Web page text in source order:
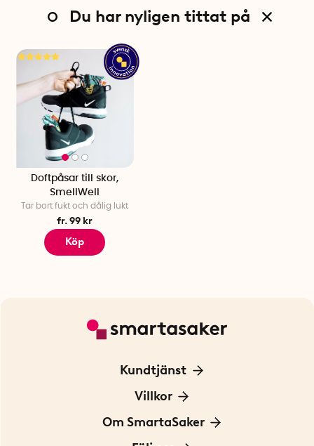
Du har nyligen tittat på
Doftpåsar till skor,
SmellWell
Tar bort fukt och dålig lukt
fr. 99 kr
Köp
Kundtjänst
Kontakta oss
För Företag
Villkor
Frakt och leverans
Personuppgiftspolicy
Om SmartaSaker